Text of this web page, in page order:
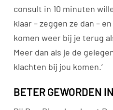
consult in 10 minuten
klaar – zeggen ze dan –
komen weer bij je terug
Meer dan als je de
klachten bij jou komen.’
BETER GEWORDEN